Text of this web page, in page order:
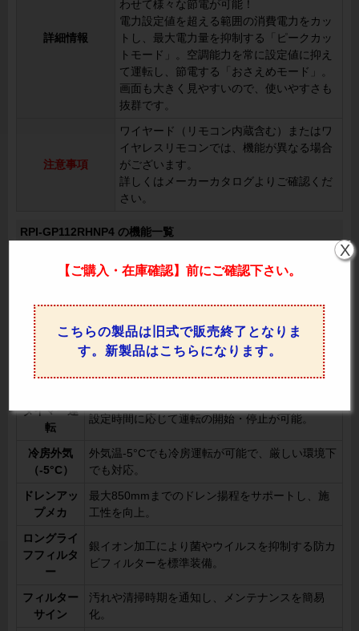
詳細情報
わせて様々な節電が可能！
電力設定値を超える範囲の消費電力をカッ
トし、最大電力量を抑制する「ピークカッ
トモード」。空調能力を常に設定値に抑え
て運転し、節電する「おさえめモード」。
画面も大きく見やすいので、使いやすさも
抜群です。
注意事項
ワイヤード（リモコン内蔵含む）またはワ
イヤレスリモコンでは、機能が異なる場合
がございます。
詳しくはメーカーカタログよりご確認くだ
さい。
RPI-GP112RHNP4 の機能一覧
冷凍洗浄）
凍結洗浄機能で熱交換器に付着した汚れを効果的
に除去し、省エネ性能と快適な空気環境を維持。
ドライ 湿度をコントロールして快適な環境を維持。
ホットスタ
暖房開始時に冷風を抑え、快適な運転を実現。
タイマー運
転
設定時間に応じて運転の開始・停止が可能。
冷房外気
（-5°C）
外気温-5°Cでも冷房運転が可能で、厳しい環境下
でも対応。
ドレンアッ
プメカ
最大850mmまでのドレン揚程をサポートし、施
工性を向上。
ロングライ
フフィルタ
ー
銀イオン加工により菌やウイルスを抑制する防カ
ビフィルターを標準装備。
フィルター
サイン
汚れや清掃時期を通知し、メンテナンスを簡易
化。
【ご購入・在庫確認】前にご確認下さい。
こちらの製品は旧式で販売終了となりま
す。新製品はこちらになります。
X